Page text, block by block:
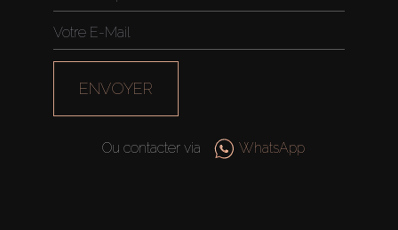
ENVOYER
Ou contacter via WhatsApp